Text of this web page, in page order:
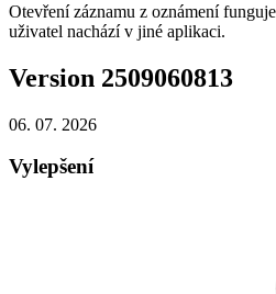
Otevření záznamu z oznámení
uživatel nachází v jiné aplikaci.
Version 2509060813
06. 07. 2026
Vylepšení